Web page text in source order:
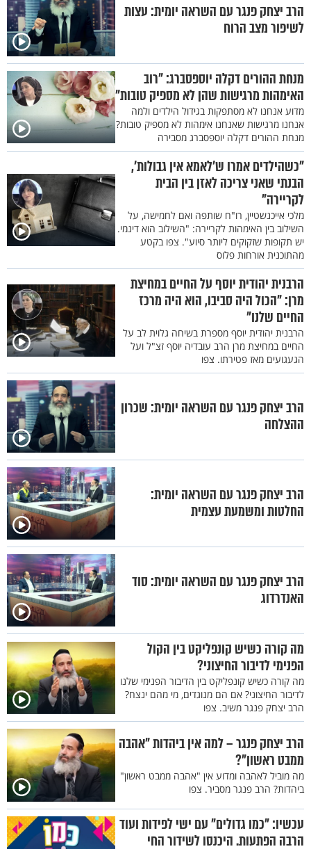
הרב יצחק פנגר עם השראה יומית: עצות
לשיפור מצב הרוח
מנחת ההורים דקלה יוספסברג: "רוב
האימהות מרגישות שהן לא מספיק טובות"
מדוע אנחנו לא מסתפקות בגידול הילדים ולמה
אנחנו מרגישות שאנחנו אימהות לא מספיק טובות?
מנחת ההורים דקלה יוספסברג מסבירה
"כשהילדים אמרו ש'לאמא אין גבולות',
הבנתי שאני צריכה לאזן בין הבית
לקריירה"
מלכי אייכנשטיין, רו"ח שותפה ואם לחמישה, על
השילוב בין האימהות לקריירה: "השילוב הוא דינמי.
יש תקופות שזקוקים ליותר סיוע". צפו בקטע
מהתוכנית אורחות פלוס
הרבנית יהודית יוסף על החיים במחיצת
מרן: "הכול היה סביבו, הוא היה מרכז
החיים שלנו"
הרבנית יהודית יוסף מספרת בשיחה גלוית לב על
החיים במחיצת מרן הרב עובדיה יוסף זצ"ל ועל
הגעגועים מאז פטירתו. צפו
הרב יצחק פנגר עם השראה יומית: שכרון
ההצלחה
הרב יצחק פנגר עם השראה יומית:
החלטות ומשמעת עצמית
הרב יצחק פנגר עם השראה יומית: סוד
האנדרדוג
מה קורה כשיש קונפליקט בין הקול
הפנימי לדיבור החיצוני?
מה קורה כשיש קונפליקט בין הדיבור הפנימי שלנו
לדיבור החיצוני? אם הם מנוגדים, מי מהם ינצח?
הרב יצחק פנגר משיב. צפו
הרב יצחק פנגר – למה אין ביהדות "אהבה
ממבט ראשון"?
מה מוביל לאהבה ומדוע אין "אהבה ממבט ראשון"
ביהדות? הרב פנגר מסביר. צפו
עכשיו: "כמו גדולים" עם ישי לפידות ועוד
הרבה הפתעות. היכנסו לשידור החי